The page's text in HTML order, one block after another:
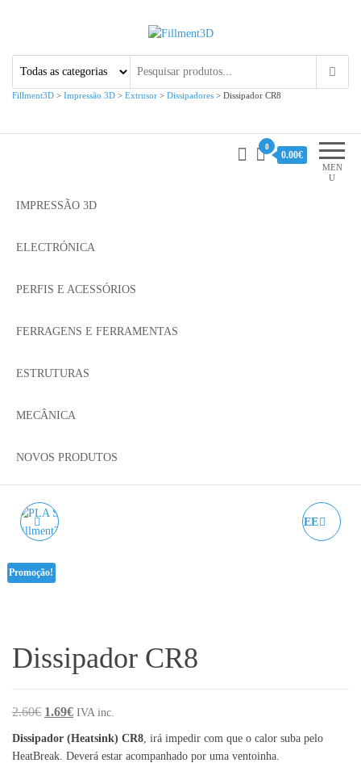
Fillment3D
Fillment3D > Impressão 3D > Extrusor > Dissipadores > Dissipador CR8
MEN
U
0
0.00€
IMPRESSÃO 3D
ELECTRÓNICA
PERFIS E ACESSÓRIOS
FERRAGENS E FERRAMENTAS
ESTRUTURAS
MECÂNICA
NOVOS PRODUTOS
BLUE AZUREFILM RAL
HEATBREAK TWOTREE
Promoção!
Dissipador CR8
2.60€ O preço original era: 2.60€.
1.69€O preço atual é: 1.69€.
IVA inc.
Dissipador (Heatsink) CR8 , irá impedir com que o calor suba pelo
HeatBreak. Deverá estar acompanhado por uma ventoinha.